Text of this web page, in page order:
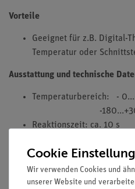
Vorteile
Geeignet für z.B. Digital-
Temperatur oder
Ausstattung und technische
Temperaturbereich: -
-
Reaktionszeit: ca. 10 s
Durchmesser: 7 mm
Cookie
Wir verwenden Cookies und
unserer Website und